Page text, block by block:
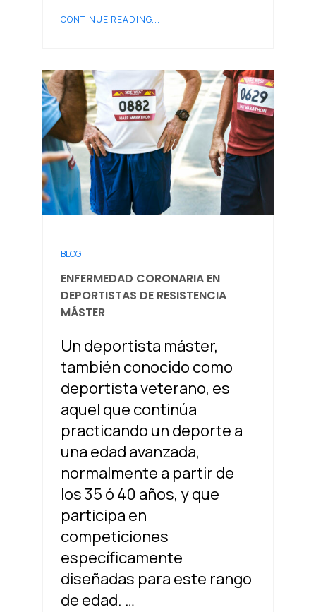
CONTINUE READING...
BLOG
ENFERMEDAD CORONARIA EN
DEPORTISTAS DE RESISTENCIA
MÁSTER
Un deportista máster,
también conocido como
deportista veterano, es
aquel que continúa
practicando un deporte a
una edad avanzada,
normalmente a partir de
los 35 ó 40 años, y que
participa en
competiciones
específicamente
diseñadas para este rango
de edad. …